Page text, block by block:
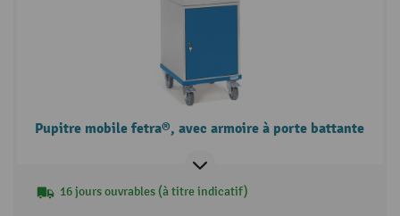
Pupitre mobile fetra®, avec armoire à porte battante
16 jours ouvrables (à titre indicatif)